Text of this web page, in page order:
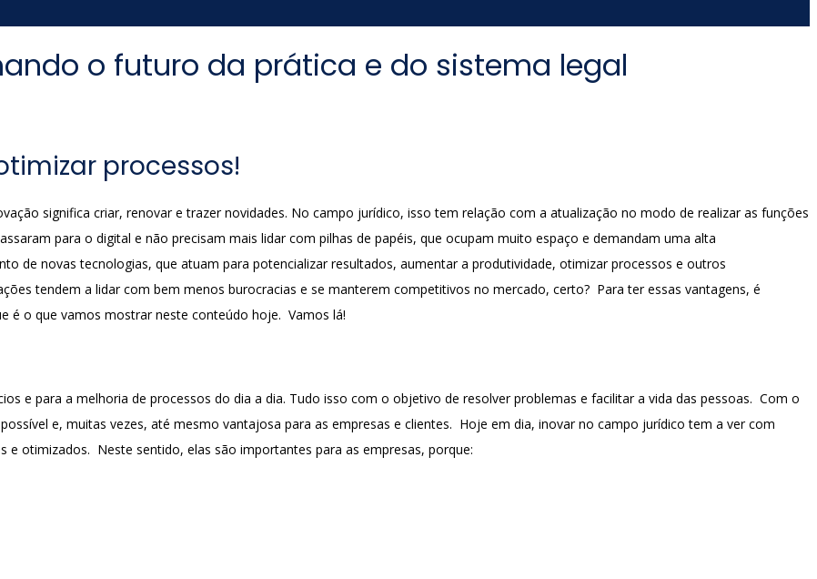
o futuro da prática e do sistema legal
processos!
significa criar, renovar e trazer novidades. No campo jurídico, isso tem relação com a atualização no modo de realizar as funções
para o digital e não precisam mais lidar com pilhas de papéis, que ocupam muito espaço e demandam uma alta
de novas tecnologias, que atuam para potencializar resultados, aumentar a produtividade, otimizar processos e outros
tendem a lidar com bem menos burocracias e se manterem competitivos no mercado, certo? Para ter essas vantagens, é
é o que vamos mostrar neste conteúdo hoje. Vamos lá!
e para a melhoria de processos do dia a dia. Tudo isso com o objetivo de resolver problemas e facilitar a vida das pessoas. Com o
e, muitas vezes, até mesmo vantajosa para as empresas e clientes. Hoje em dia, inovar no campo jurídico tem a ver com
otimizados. Neste sentido, elas são importantes para as empresas, porque: